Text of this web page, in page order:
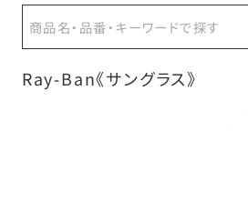
Ray-Ban《サングラス》